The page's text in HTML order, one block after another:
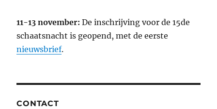
11-13 november: De inschrijving voor de 15de
schaatsnacht is geopend, met de eerste
nieuwsbrief.
CONTACT